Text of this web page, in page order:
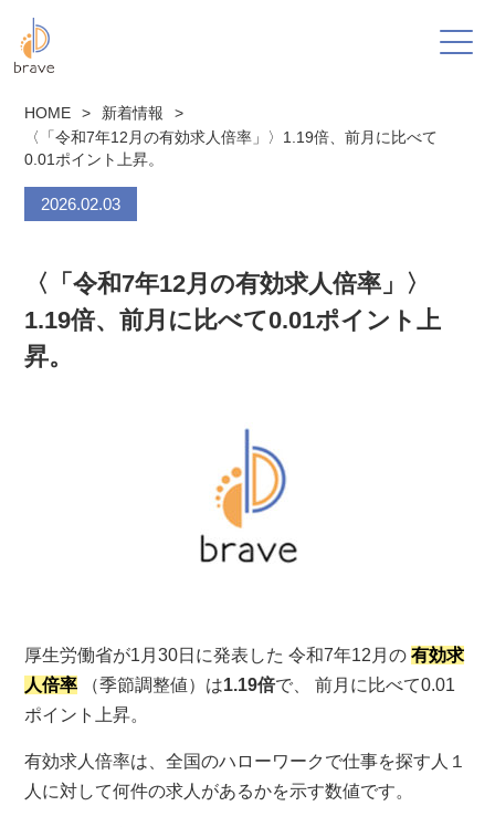
HOME > 新着情報
>
〈「令和7年12月の有効求人倍率」〉1.19倍、前月に比べて
0.01ポイント上昇。
2026.02.03
〈「令和7年12月の有効求人倍率」〉
1.19倍、前月に比べて0.01ポイント上
昇。
厚生労働省が1月30日に発表した 令和7年12月の 有効求
人倍率
（季節調整値）は1.19倍で、 前月に比べて0.01
ポイント上昇。
有効求人倍率は、全国のハローワークで仕事を探す人１
人に対して何件の求人があるかを示す数値です。